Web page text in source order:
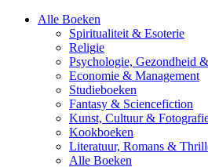
Alle Boeken
Spiritualiteit & Esoterie
Religie
Psychologie, Gezondheid
Economie & Management
Studieboeken
Fantasy & Sciencefiction
Kunst, Cultuur &
Kookboeken
Literatuur, Romans &
Alle Boeken